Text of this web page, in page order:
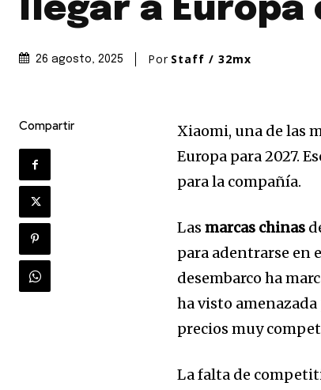
llegar a Europa
26 agosto, 2025 Por Staff / 32mx
Compartir
Xiaomi, una de las
Europa para 2027.
para la compañía.
Lasmarcas chinas
para adentrarse en
desembarco ha
ha visto
precios muy
La falta de